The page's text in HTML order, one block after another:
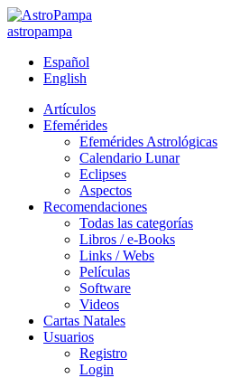
astropampa
Español
English
Artículos
Efemérides
Efemérides Astrológicas
Calendario Lunar
Eclipses
Aspectos
Recomendaciones
Todas las categorías
Libros / e-Books
Links / Webs
Películas
Software
Videos
Cartas Natales
Usuarios
Registro
Login